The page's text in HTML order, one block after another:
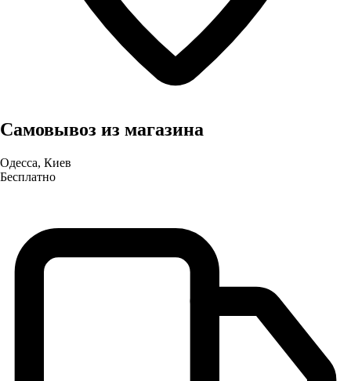
Самовывоз из магазина
Одесса, Киев
Бесплатно